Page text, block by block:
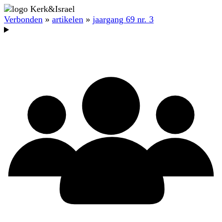
Verbonden » artikelen » jaargang 69 nr. 3